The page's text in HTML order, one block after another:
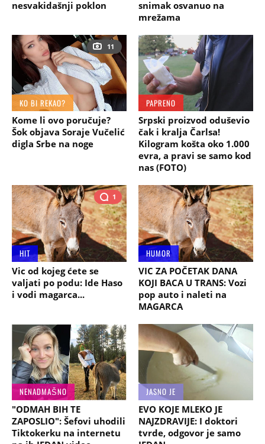
nesvakidašnji poklon
snimak osvanuo na
mrežama
11
KO BI REKAO?
Kome li ovo poručuje?
Šok objava Soraje Vučelić
digla Srbe na noge
PAPRENO
Srpski proizvod oduševio
čak i kralja Čarlsa!
Kilogram košta oko 1.000
evra, a pravi se samo kod
nas (FOTO)
1
HIT
Vic od kojeg ćete se
valjati po podu: Ide Haso
i vodi magarca...
HUMOR
VIC ZA POČETAK DANA
KOJI BACA U TRANS: Vozi
pop auto i naleti na
MAGARCA
NENADMAŠNO
"ODMAH BIH TE
ZAPOSLIO": Šefovi uhodili
Tiktokerku na internetu
JASNO JE
EVO KOJE MLEKO JE
NAJZDRAVIJE: I doktori
tvrde, odgovor je samo